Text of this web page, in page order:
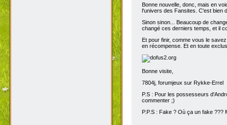
Bonne nouvelle, donc, mais en
l'univers des Fansites. C'est bien
Sinon sinon... Beaucoup de
changé ces derniers temps, et il
Et pour finir, comme vous le
en récompense. Et en toute
Bonne visite,
7804j, forumjeux sur Rykke-Errel
P.S : Pour les possesseurs
commenter ;)
P.P.S : Fake ? Où ça un fake ???